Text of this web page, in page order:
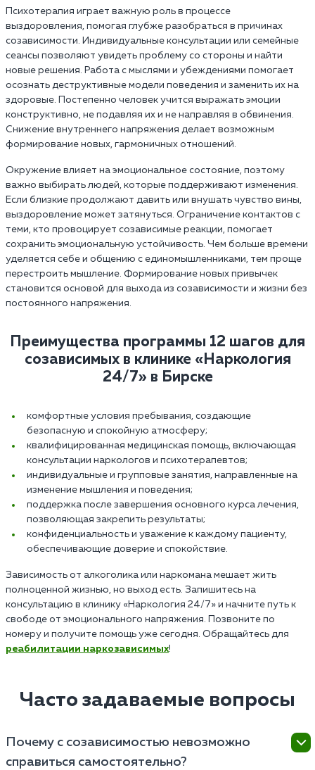
Психотерапия играет важную роль в процессе
выздоровления, помогая глубже разобраться в причинах
созависимости. Индивидуальные консультации или семейные
сеансы позволяют увидеть проблему со стороны и найти
новые решения. Работа с мыслями и убеждениями помогает
осознать деструктивные модели поведения и заменить их на
здоровые. Постепенно человек учится выражать эмоции
конструктивно, не подавляя их и не направляя в обвинения.
Снижение внутреннего напряжения делает возможным
формирование новых, гармоничных отношений.
Окружение влияет на эмоциональное состояние, поэтому
важно выбирать людей, которые поддерживают изменения.
Если близкие продолжают давить или внушать чувство вины,
выздоровление может затянуться. Ограничение контактов с
теми, кто провоцирует созависимые реакции, помогает
сохранить эмоциональную устойчивость. Чем больше времени
уделяется себе и общению с единомышленниками, тем проще
перестроить мышление. Формирование новых привычек
становится основой для выхода из созависимости и жизни без
постоянного напряжения.
Преимущества программы 12 шагов для
созависимых в клинике «Наркология
24/7» в Бирске
комфортные условия пребывания, создающие
безопасную и спокойную атмосферу;
квалифицированная медицинская помощь, включающая
консультации наркологов и психотерапевтов;
индивидуальные и групповые занятия, направленные на
изменение мышления и поведения;
поддержка после завершения основного курса лечения,
позволяющая закрепить результаты;
конфиденциальность и уважение к каждому пациенту,
обеспечивающие доверие и спокойствие.
Зависимость от алкоголика или наркомана мешает жить
полноценной жизнью, но выход есть. Запишитесь на
консультацию в клинику «Наркология 24/7» и начните путь к
свободе от эмоционального напряжения. Позвоните по
номеру и получите помощь уже сегодня. Обращайтесь для
реабилитации наркозависимых!
Часто задаваемые вопросы
Почему с созависимостью невозможно
справиться самостоятельно?